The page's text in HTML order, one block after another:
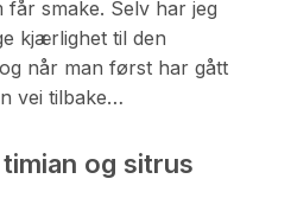
smake. Selv har jeg
kjærlighet til den
når man først har gått
vei tilbake…
og sitrus